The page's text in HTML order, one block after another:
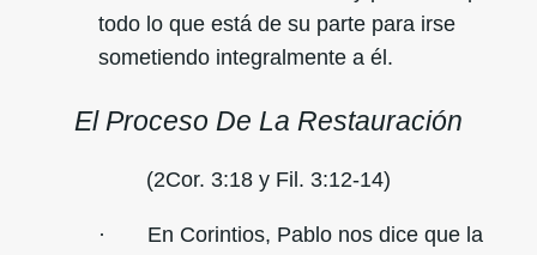
todo lo que está de su parte para irse
sometiendo integralmente a él.
El Proceso De La Restauración
(2Cor. 3:18 y Fil. 3:12-14)
· En Corintios, Pablo nos dice que la